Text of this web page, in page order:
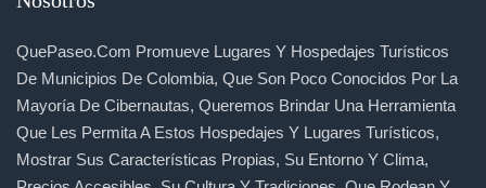
QuePaseo.com Promueve Lugares Y Hospedajes Turísticos
De Municipios De Colombia, Que Son Poco Conocidos Por La
Mayoría De Cibernautas, Queremos Brindar Una Herramienta
Que Les Permita A Estos Hospedajes Y Lugares Turísticos,
Mostrar Sus Características Propias, Su Entorno Y Clima,